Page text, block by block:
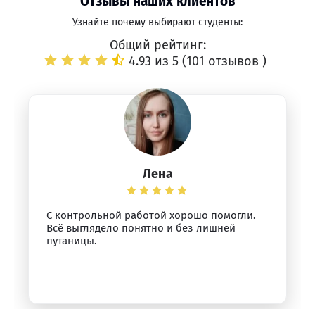
Узнайте почему выбирают студенты:
Общий рейтинг:
4.93 из 5 (101 отзывов )
Лена
С контрольной работой хорошо помогли.
Всё выглядело понятно и без лишней
путаницы.